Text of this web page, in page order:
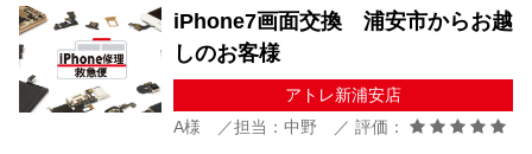
iPhone7画面交換 浦安市からお越
しのお客様
アトレ新浦安店
A様 ／担当：中野 ／ 評価：